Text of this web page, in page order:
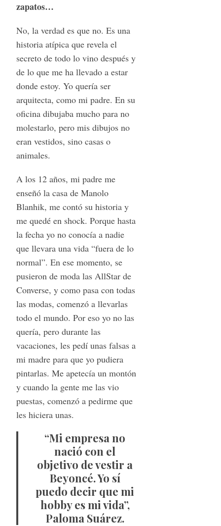
zapatos…
No, la verdad es que no. Es una
historia atípica que revela el
secreto de todo lo vino después y
de lo que me ha llevado a estar
donde estoy. Yo quería ser
arquitecta, como mi padre. En su
oficina dibujaba mucho para no
molestarlo, pero mis dibujos no
eran vestidos, sino casas o
animales.
A los 12 años, mi padre me
enseñó la casa de Manolo
Blanhik, me contó su historia y
me quedé en shock. Porque hasta
la fecha yo no conocía a nadie
que llevara una vida “fuera de lo
normal”. En ese momento, se
pusieron de moda las AllStar de
Converse, y como pasa con todas
las modas, comenzó a llevarlas
todo el mundo. Por eso yo no las
quería, pero durante las
vacaciones, les pedí unas falsas a
mi madre para que yo pudiera
pintarlas. Me apetecía un montón
y cuando la gente me las vio
puestas, comenzó a pedirme que
les hiciera unas.
“Mi empresa no
nació con el
objetivo de vestir a
Beyoncé. Yo sí
puedo decir que mi
hobby es mi vida”,
Paloma Suárez.